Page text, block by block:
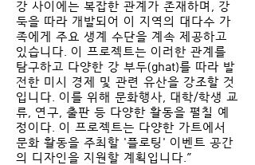
강 사이에는 복잡한 관계가 존재하며, 강
둑을 따라 개발되어 이 지역의 대다수 가
족에게 주요 생계 수단을 계속 제공하고
있습니다. 이 프로젝트는 이러한 관계를
탐구하고 다양한 강 부두(ghat)를 따라 발
전한 미시 경제 및 관련 유산을 강조할 것
입니다. 이를 위해 문화행사, 대학/학생 교
류, 연구, 출판 등 다양한 활동을 펼칠 예
정이다. 이 프로젝트는 다양한 가트에서
문화 활동을 주최할 '플로팅' 이벤트 공간
의 디자인을 지원할 계획입니다.”